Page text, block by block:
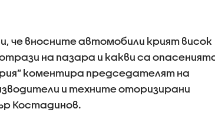
че вносните автомобили крият висок
на пазара и какви са
коментира председателят на
и техните оторизирани
Костадинов.